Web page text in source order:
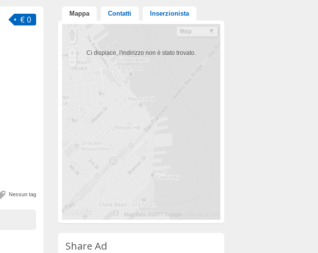
€ 0
Nessun tag
Mappa Contatti Inserzionista
Ci dispiace, l'indirizzo non è stato trovato.
Share Ad